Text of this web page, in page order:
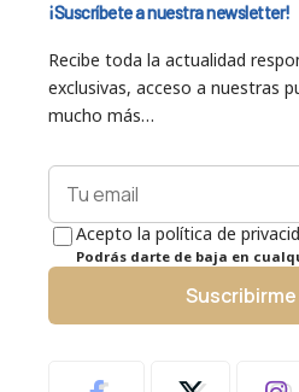
¡Suscríbete a nuestra newsletter!
Recibe toda la actualidad
exclusivas, acceso a nuestras
mucho más…
Acepto la política de
Podrás darte de baja en